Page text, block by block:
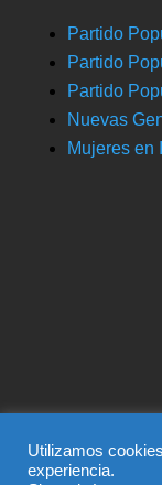
Partido
Partido
Partido
Nuevas
Mujeres en
Utilizamos
experiencia.